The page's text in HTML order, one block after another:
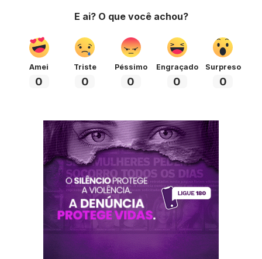
E ai? O que você achou?
Amei
0
Triste
0
Péssimo
0
Engraçado
0
Surpreso
0